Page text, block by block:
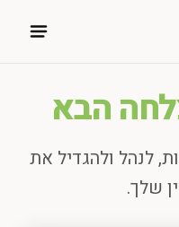
הבא
לנהל ולהגדיל את
שלך.